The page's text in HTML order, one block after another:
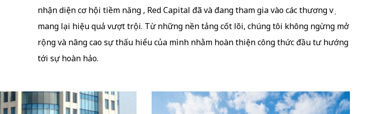
nhận diện cơ hội tiềm năng , Red Capital đã và đang tham gia vào các thương vụ
mang lại hiệu quả vượt trội. Từ những nền tảng cốt lõi, chúng tôi không ngừng mở
rộng và nâng cao sự thấu hiểu của mình nhằm hoàn thiện công thức đầu tư hướng
tới sự hoàn hảo.